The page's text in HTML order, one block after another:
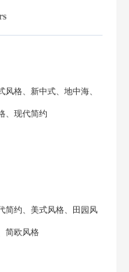
风格、新中式、地中海、
、现代简约
简约、美式风格、田园风
简欧风格